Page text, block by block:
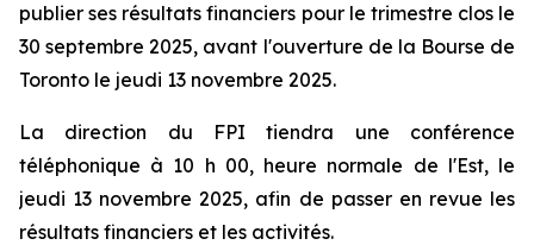
publier ses résultats financiers pour le trimestre clos le
30 septembre 2025, avant l'ouverture de la Bourse de
Toronto le jeudi 13 novembre 2025.
La direction du FPI tiendra une conférence
téléphonique à 10 h 00, heure normale de l'Est, le
jeudi 13 novembre 2025, afin de passer en revue les
résultats financiers et les activités.